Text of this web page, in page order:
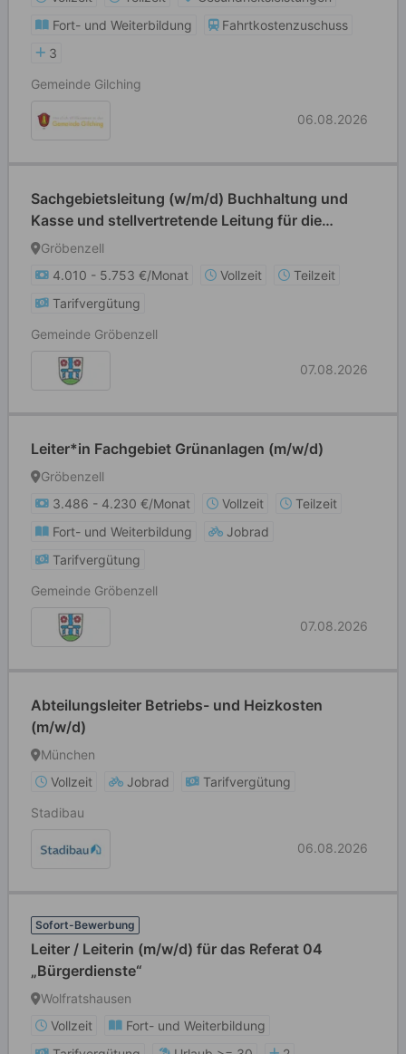
Fort- und Weiterbildung
Fahrtkostenzuschuss
3
Gemeinde Gilching
06.08.2026
Sachgebietsleitung (w/m/d) Buchhaltung und
Kasse und stellvertretende Leitung für die
Finanzverwaltung
Gröbenzell
4.010 - 5.753 €/Monat
Vollzeit
Teilzeit
Tarifvergütung
Gemeinde Gröbenzell
07.08.2026
Leiter*in Fachgebiet Grünanlagen (m/w/d)
Gröbenzell
3.486 - 4.230 €/Monat
Vollzeit
Teilzeit
Fort- und Weiterbildung
Jobrad
Tarifvergütung
Gemeinde Gröbenzell
07.08.2026
Abteilungsleiter Betriebs- und Heizkosten
(m/w/d)
München
Vollzeit
Jobrad
Tarifvergütung
Stadibau
06.08.2026
Sofort-Bewerbung
Leiter / Leiterin (m/w/d) für das Referat 04
„Bürgerdienste“
Wolfratshausen
Vollzeit
Fort- und Weiterbildung